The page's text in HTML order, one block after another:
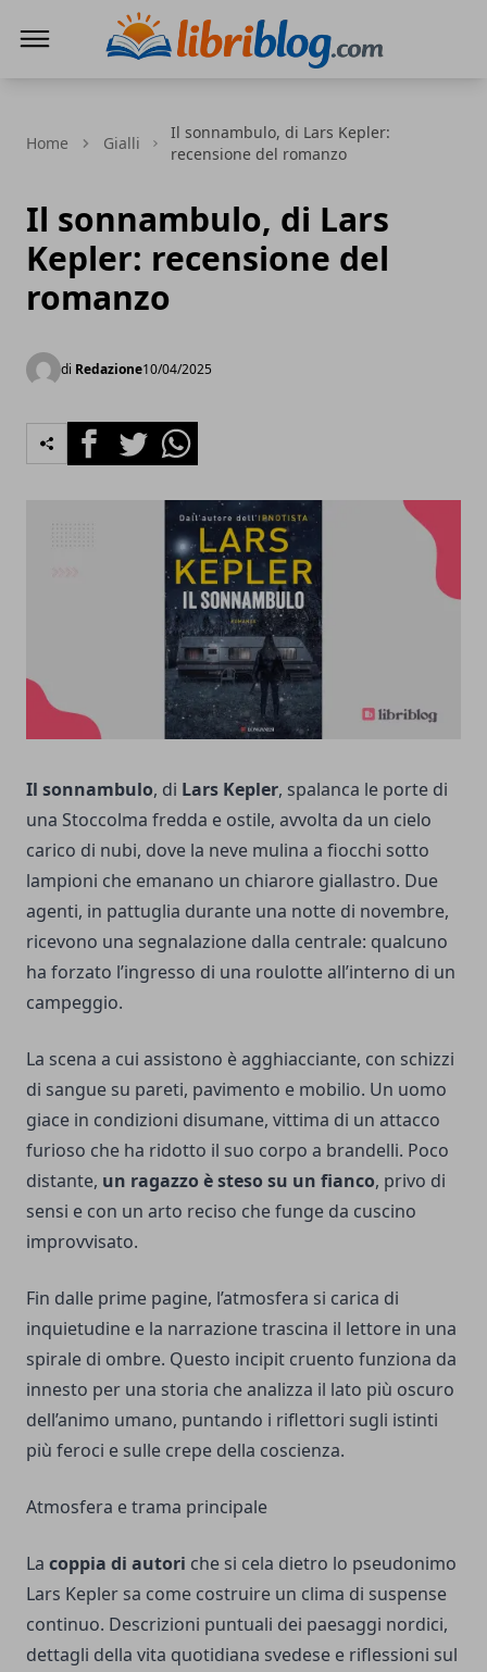
Home Gialli
Il sonnambulo, di Lars Kepler:
recensione del romanzo
Il sonnambulo, di Lars
Kepler: recensione del
romanzo
di Redazione10/04/2025
FacebookTwitterWhatsapp
Il sonnambulo, di Lars Kepler, spalanca le porte di
una Stoccolma fredda e ostile, avvolta da un cielo
carico di nubi, dove la neve mulina a fiocchi sotto
lampioni che emanano un chiarore giallastro. Due
agenti, in pattuglia durante una notte di novembre,
ricevono una segnalazione dalla centrale: qualcuno
ha forzato l’ingresso di una roulotte all’interno di un
campeggio.
La scena a cui assistono è agghiacciante, con schizzi
di sangue su pareti, pavimento e mobilio. Un uomo
giace in condizioni disumane, vittima di un attacco
furioso che ha ridotto il suo corpo a brandelli. Poco
distante, un ragazzo è steso su un fianco, privo di
sensi e con un arto reciso che funge da cuscino
improvvisato.
Fin dalle prime pagine, l’atmosfera si carica di
inquietudine e la narrazione trascina il lettore in una
spirale di ombre. Questo incipit cruento funziona da
innesto per una storia che analizza il lato più oscuro
dell’animo umano, puntando i riflettori sugli istinti
più feroci e sulle crepe della coscienza.
Atmosfera e trama principale
La coppia di autori che si cela dietro lo pseudonimo
Lars Kepler sa come costruire un clima di suspense
continuo. Descrizioni puntuali dei paesaggi nordici,
dettagli della vita quotidiana svedese e riflessioni sul